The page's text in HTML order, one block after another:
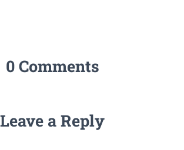
0 Comments
Leave a Reply